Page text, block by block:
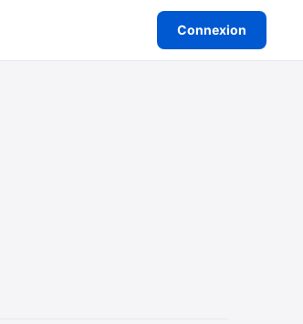
Connexion